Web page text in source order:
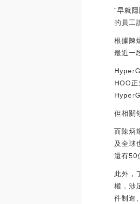
“早就
的員工
根據陳
最近一
HOO
但相關
而陳炳
及全球
還有50
此外，
權，涉
件制造